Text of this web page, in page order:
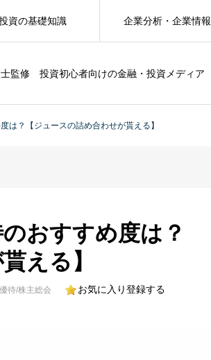
監修 投資初心者向けの金融・投資メディア
資の基礎知識 企業分析・企業情報
は？【ジュースの詰め合わせが貰える】
おすすめ度は？
える】
待/株主総会 お気に入り登録する